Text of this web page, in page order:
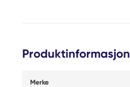
Produktinformasjon
Merke